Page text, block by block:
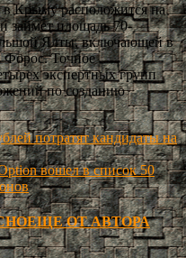
в Крыму расположится на
займет площадь 70-
Ялты, включающей в
Форос. Точное
экспертных групп
по созданию
потратят кандидаты на
вошел в список 50
ЕЩЕ ОТ АВТОРА